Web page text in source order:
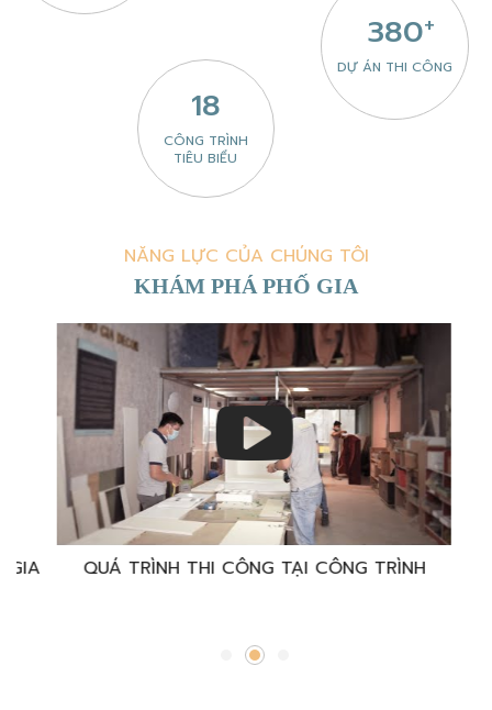
380+
DỰ ÁN THI CÔNG
18
CÔNG TRÌNH
TIÊU BIỂU
NĂNG LỰC CỦA CHÚNG TÔI
KHÁM PHÁ PHỐ GIA
TRẢI NGHIỆM KHÁCH HÀNG PHỐ GIA